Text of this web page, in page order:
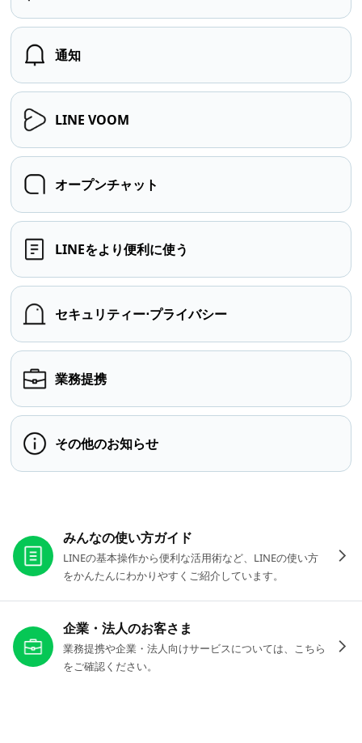
通知
LINE VOOM
オープンチャット
LINEをより便利に使う
セキュリティー⋅プライバシー
業務提携
その他のお知らせ
みんなの使い方ガイド
LINEの基本操作から便利な活用術など、LINEの使い方
をかんたんにわかりやすくご紹介しています。
企業・法人のお客さま
業務提携や企業・法人向けサービスについては、こちら
をご確認ください。